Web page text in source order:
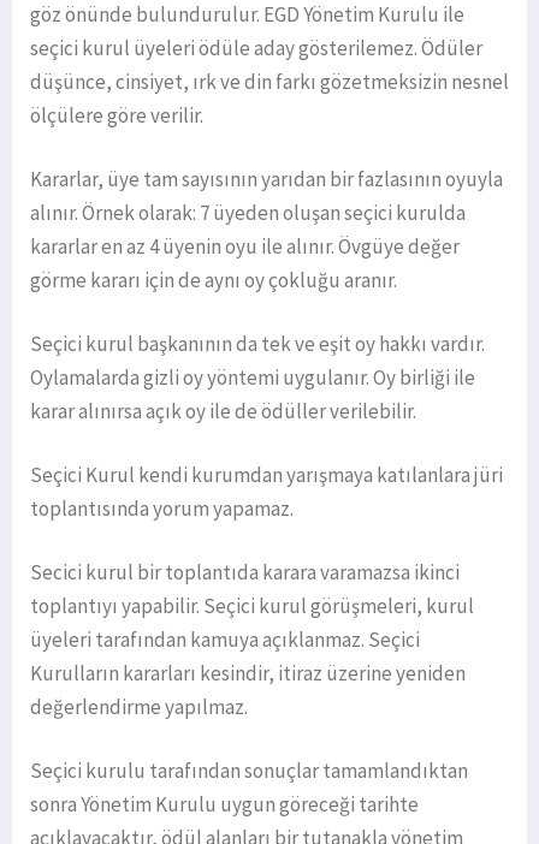
göz önünde bulundurulur. EGD Yönetim Kurulu ile
seçici kurul üyeleri ödüle aday gösterilemez. Ödüler
düşünce, cinsiyet, ırk ve din farkı gözetmeksizin nesnel
ölçülere göre verilir.
Kararlar, üye tam sayısının yarıdan bir fazlasının oyuyla
alınır. Örnek olarak: 7 üyeden oluşan seçici kurulda
kararlar en az 4 üyenin oyu ile alınır. Övgüye değer
görme kararı için de aynı oy çokluğu aranır.
Seçici kurul başkanının da tek ve eşit oy hakkı vardır.
Oylamalarda gizli oy yöntemi uygulanır. Oy birliği ile
karar alınırsa açık oy ile de ödüller verilebilir.
Seçici Kurul kendi kurumdan yarışmaya katılanlara jüri
toplantısında yorum yapamaz.
Secici kurul bir toplantıda karara varamazsa ikinci
toplantıyı yapabilir. Seçici kurul görüşmeleri, kurul
üyeleri tarafından kamuya açıklanmaz. Seçici
Kurulların kararları kesindir, itiraz üzerine yeniden
değerlendirme yapılmaz.
Seçici kurulu tarafından sonuçlar tamamlandıktan
sonra Yönetim Kurulu uygun göreceği tarihte
açıklayacaktır, ödül alanları bir tutanakla yönetim